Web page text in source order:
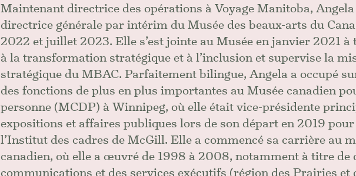
Maintenant directrice des opérations à Voyage Manitoba, Angela
directrice générale par intérim du Musée des beaux-arts du
2022 et juillet 2023. Elle s’est jointe au Musée en janvier 2021
à la transformation stratégique et à l’inclusion et supervise la
stratégique du MBAC. Parfaitement bilingue, Angela a occupé
des fonctions de plus en plus importantes au Musée canadien
personne (MCDP) à Winnipeg, où elle était vice-présidente
expositions et affaires publiques lors de son départ en 2019
l’Institut des cadres de McGill. Elle a commencé sa carrière au
canadien, où elle a œuvré de 1998 à 2008, notamment à titre de
communications et des services exécutifs (région des Prairies et